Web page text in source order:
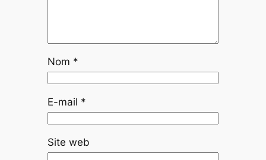
Nom *
E-mail *
Site web